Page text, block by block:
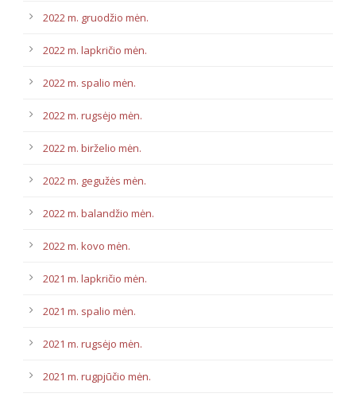
2022 m. gruodžio mėn.
2022 m. lapkričio mėn.
2022 m. spalio mėn.
2022 m. rugsėjo mėn.
2022 m. birželio mėn.
2022 m. gegužės mėn.
2022 m. balandžio mėn.
2022 m. kovo mėn.
2021 m. lapkričio mėn.
2021 m. spalio mėn.
2021 m. rugsėjo mėn.
2021 m. rugpjūčio mėn.